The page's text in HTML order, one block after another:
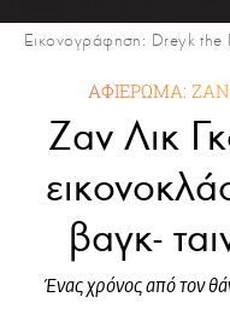
Εικονογράφηση: Dreyk
ΑΦΙΕΡΩΜΑ:
Ζαν Λικ
βαγκ-
Ένας χρόνος από τον